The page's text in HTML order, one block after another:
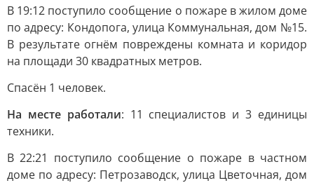
В 19:12 поступило сообщение о пожаре в жилом доме
по адресу: Кондопога, улица Коммунальная, дом №15.
В результате огнём повреждены комната и коридор
на площади 30 квадратных метров.
Спасён 1 человек.
На месте работали: 11 специалистов и 3 единицы
техники.
В 22:21 поступило сообщение о пожаре в частном
доме по адресу: Петрозаводск, улица Цветочная, дом